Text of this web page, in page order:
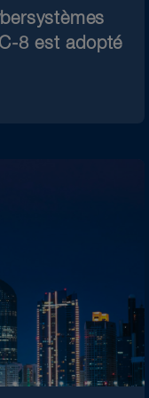
a
vous
de vos
stratégies,
8 est adopté